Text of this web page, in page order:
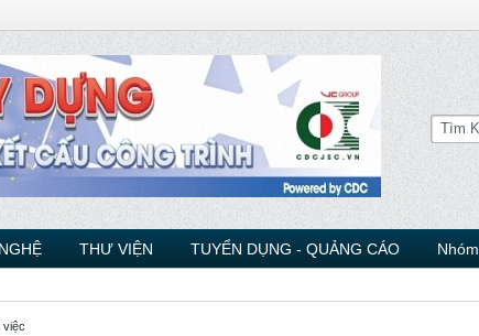
THƯ VIỆN TUYỂN DỤNG - QUẢNG CÁO Nhóm
việc